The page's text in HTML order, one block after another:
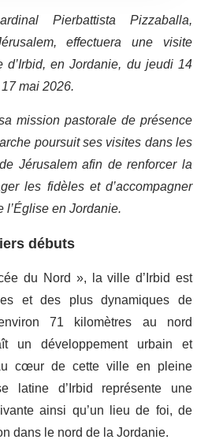
Pierbattista Pizzaballa,
effectuera une visite
en Jordanie, du jeudi 14
mai 2026.
mission pastorale de présence
poursuit ses visites dans les
Jérusalem afin de renforcer la
les fidèles et d’accompagner
en Jordanie.
débuts
du Nord », la ville d’Irbid est
et des plus dynamiques de
71 kilomètres au nord
un développement urbain et
cœur de cette ville en pleine
latine d’Irbid représente une
ainsi qu’un lieu de foi, de
dans le nord de la Jordanie.